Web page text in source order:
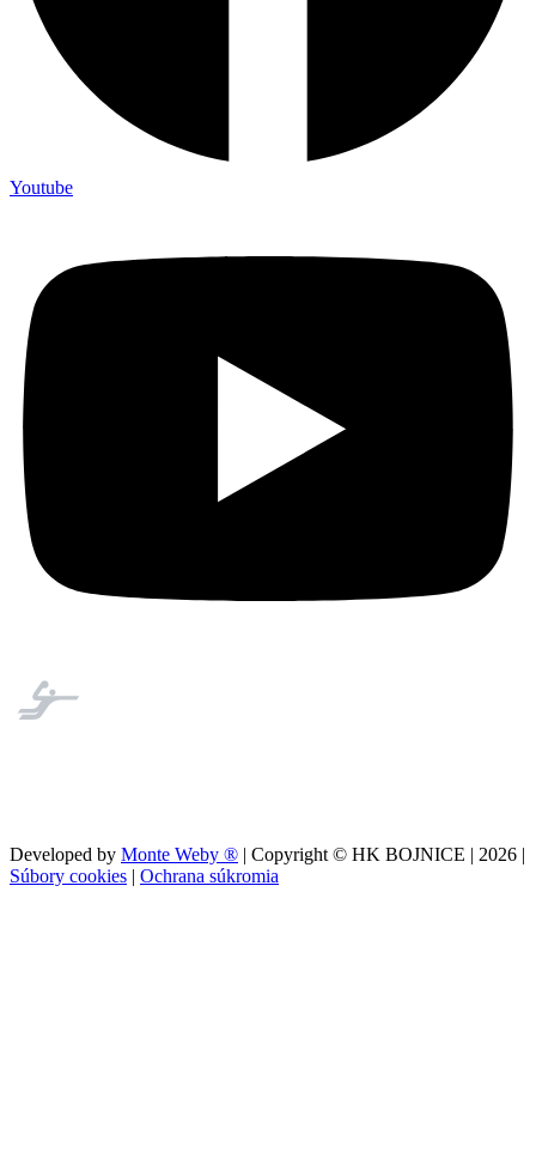
Youtube
Developed by Monte Weby ® | Copyright © HK BOJNICE | 2026 |
Súbory cookies | Ochrana súkromia